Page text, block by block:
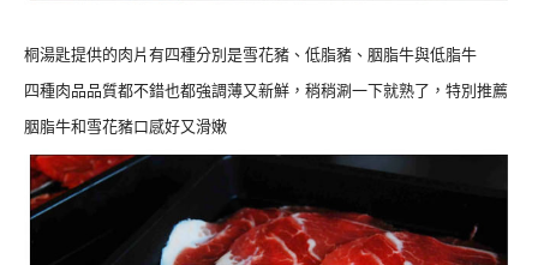
桐湯匙提供的肉片有四種分別是雪花豬、低脂豬、胭脂牛與低脂牛
四種肉品品質都不錯也都強調薄又新鮮，稍稍涮一下就熟了，特別推薦
胭脂牛和雪花豬口感好又滑嫩